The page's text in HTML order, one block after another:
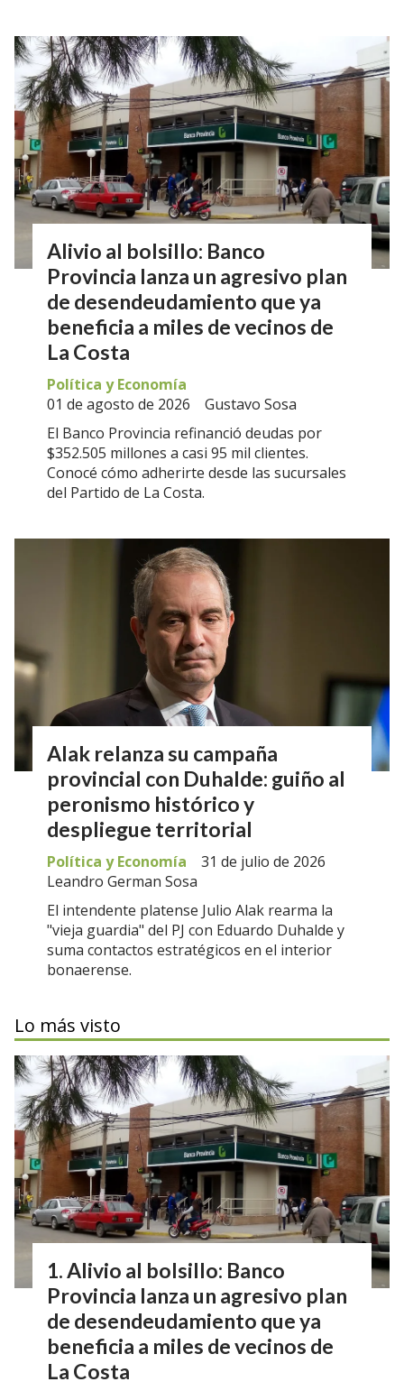
Alivio al bolsillo: Banco
Provincia lanza un agresivo plan
de desendeudamiento que ya
beneficia a miles de vecinos de
La Costa
Gustavo Sosa
Política y Economía
01 de agosto de 2026
El Banco Provincia refinanció deudas por
$352.505 millones a casi 95 mil clientes.
Conocé cómo adherirte desde las sucursales
del Partido de La Costa.
Alak relanza su campaña
provincial con Duhalde: guiño al
peronismo histórico y
despliegue territorial
Leandro German Sosa
Política y Economía 31 de julio de 2026
El intendente platense Julio Alak rearma la
"vieja guardia" del PJ con Eduardo Duhalde y
suma contactos estratégicos en el interior
bonaerense.
Lo más visto
Alivio al bolsillo: Banco
Provincia lanza un agresivo plan
de desendeudamiento que ya
beneficia a miles de vecinos de
La Costa